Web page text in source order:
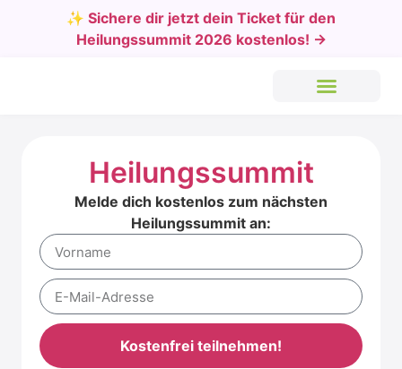
✨ Sichere dir jetzt dein Ticket für den
Heilungssummit 2026 kostenlos! →
Heilungssummit
Melde dich kostenlos zum nächsten
Heilungssummit an:
Kostenfrei teilnehmen!